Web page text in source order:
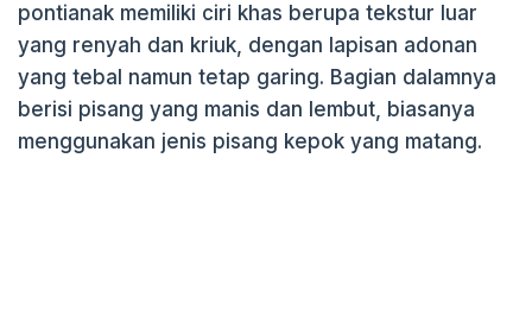
pontianak memiliki ciri khas berupa tekstur luar
yang renyah dan kriuk, dengan lapisan adonan
yang tebal namun tetap garing. Bagian dalamnya
berisi pisang yang manis dan lembut, biasanya
menggunakan jenis pisang kepok yang matang.